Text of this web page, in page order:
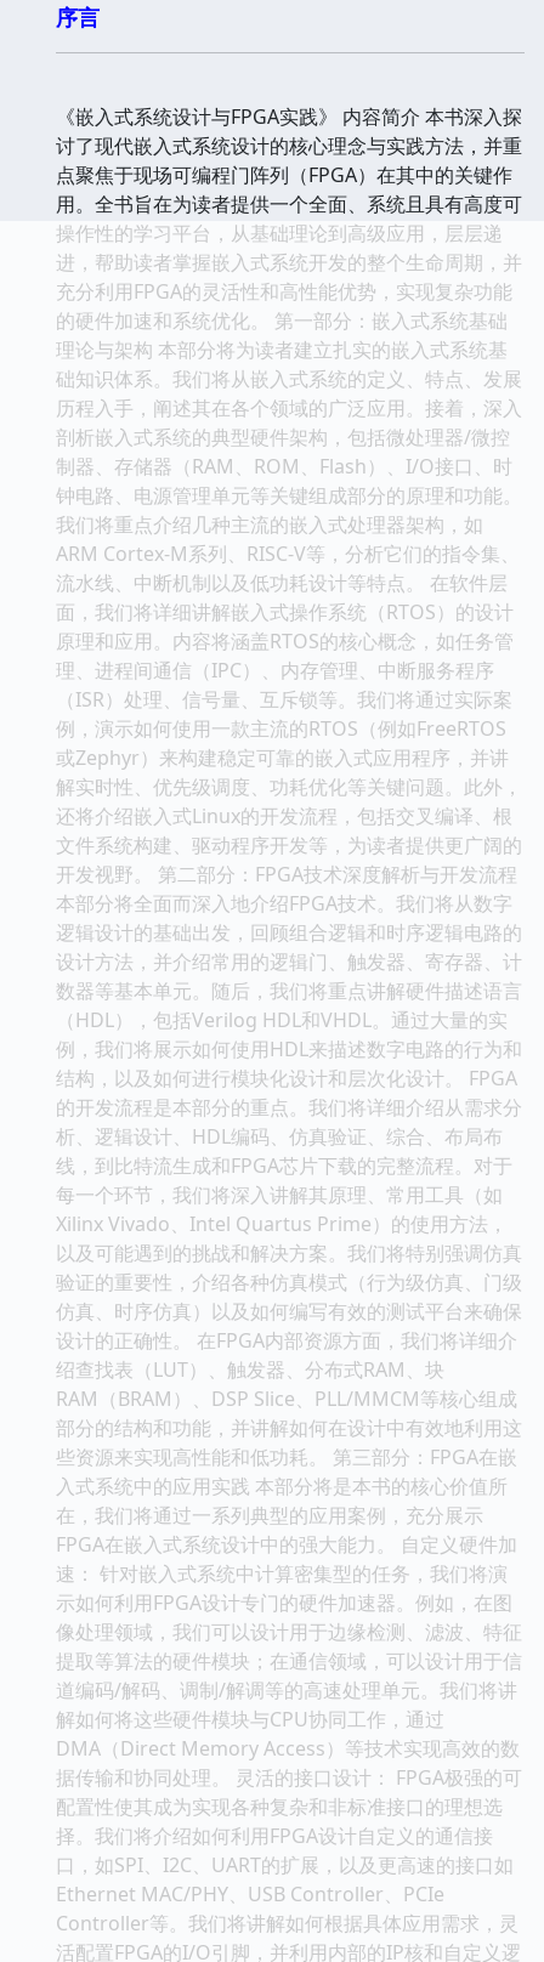
序言
《嵌入式系统设计与FPGA实践》 内容简介 本书深入探
讨了现代嵌入式系统设计的核心理念与实践方法，并重
点聚焦于现场可编程门阵列（FPGA）在其中的关键作
用。全书旨在为读者提供一个全面、系统且具有高度可
操作性的学习平台，从基础理论到高级应用，层层递
进，帮助读者掌握嵌入式系统开发的整个生命周期，并
充分利用FPGA的灵活性和高性能优势，实现复杂功能
的硬件加速和系统优化。 第一部分：嵌入式系统基础
理论与架构 本部分将为读者建立扎实的嵌入式系统基
础知识体系。我们将从嵌入式系统的定义、特点、发展
历程入手，阐述其在各个领域的广泛应用。接着，深入
剖析嵌入式系统的典型硬件架构，包括微处理器/微控
制器、存储器（RAM、ROM、Flash）、I/O接口、时
钟电路、电源管理单元等关键组成部分的原理和功能。
我们将重点介绍几种主流的嵌入式处理器架构，如
ARM Cortex-M系列、RISC-V等，分析它们的指令集、
流水线、中断机制以及低功耗设计等特点。 在软件层
面，我们将详细讲解嵌入式操作系统（RTOS）的设计
原理和应用。内容将涵盖RTOS的核心概念，如任务管
理、进程间通信（IPC）、内存管理、中断服务程序
（ISR）处理、信号量、互斥锁等。我们将通过实际案
例，演示如何使用一款主流的RTOS（例如FreeRTOS
或Zephyr）来构建稳定可靠的嵌入式应用程序，并讲
解实时性、优先级调度、功耗优化等关键问题。此外，
还将介绍嵌入式Linux的开发流程，包括交叉编译、根
文件系统构建、驱动程序开发等，为读者提供更广阔的
开发视野。 第二部分：FPGA技术深度解析与开发流程
本部分将全面而深入地介绍FPGA技术。我们将从数字
逻辑设计的基础出发，回顾组合逻辑和时序逻辑电路的
设计方法，并介绍常用的逻辑门、触发器、寄存器、计
数器等基本单元。随后，我们将重点讲解硬件描述语言
（HDL），包括Verilog HDL和VHDL。通过大量的实
例，我们将展示如何使用HDL来描述数字电路的行为和
结构，以及如何进行模块化设计和层次化设计。 FPGA
的开发流程是本部分的重点。我们将详细介绍从需求分
析、逻辑设计、HDL编码、仿真验证、综合、布局布
线，到比特流生成和FPGA芯片下载的完整流程。对于
每一个环节，我们将深入讲解其原理、常用工具（如
Xilinx Vivado、Intel Quartus Prime）的使用方法，
以及可能遇到的挑战和解决方案。我们将特别强调仿真
验证的重要性，介绍各种仿真模式（行为级仿真、门级
仿真、时序仿真）以及如何编写有效的测试平台来确保
设计的正确性。 在FPGA内部资源方面，我们将详细介
绍查找表（LUT）、触发器、分布式RAM、块
RAM（BRAM）、DSP Slice、PLL/MMCM等核心组成
部分的结构和功能，并讲解如何在设计中有效地利用这
些资源来实现高性能和低功耗。 第三部分：FPGA在嵌
入式系统中的应用实践 本部分将是本书的核心价值所
在，我们将通过一系列典型的应用案例，充分展示
FPGA在嵌入式系统设计中的强大能力。 自定义硬件加
速： 针对嵌入式系统中计算密集型的任务，我们将演
示如何利用FPGA设计专门的硬件加速器。例如，在图
像处理领域，我们可以设计用于边缘检测、滤波、特征
提取等算法的硬件模块；在通信领域，可以设计用于信
道编码/解码、调制/解调等的高速处理单元。我们将讲
解如何将这些硬件模块与CPU协同工作，通过
DMA（Direct Memory Access）等技术实现高效的数
据传输和协同处理。 灵活的接口设计： FPGA极强的可
配置性使其成为实现各种复杂和非标准接口的理想选
择。我们将介绍如何利用FPGA设计自定义的通信接
口，如SPI、I2C、UART的扩展，以及更高速的接口如
Ethernet MAC/PHY、USB Controller、PCIe
Controller等。我们将讲解如何根据具体应用需求，灵
活配置FPGA的I/O引脚，并利用内部的IP核和自定义逻